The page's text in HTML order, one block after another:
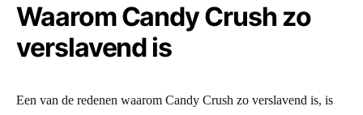
Waarom Candy Crush zo
verslavend is
Een van de redenen waarom Candy Crush zo verslavend is, is